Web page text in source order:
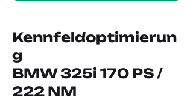
Kennfeldoptimierun
g
BMW 325i 170 PS /
222 NM